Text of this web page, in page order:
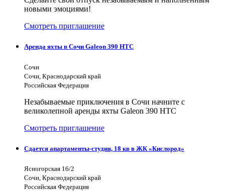
новыми эмоциями!
Смотреть приглашение
Аренда яхты в Сочи Galeon 390 HTC
Сочи
Сочи, Краснодарский край
Российская Федерация
Незабываемые приключения в Сочи начните с
великолепной аренды яхты Galeon 390 HTC
Смотреть приглашение
Сдается апартаменты-студия, 18 кв в ЖК «Кислород»
Ясногорская 16/2
Сочи, Краснодарский край
Российская Федерация